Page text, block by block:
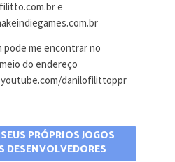
e
pode me encontrar no
do endereço
danilofilittoppr
PRÓPRIOS JOGOS
DESENVOLVEDORES